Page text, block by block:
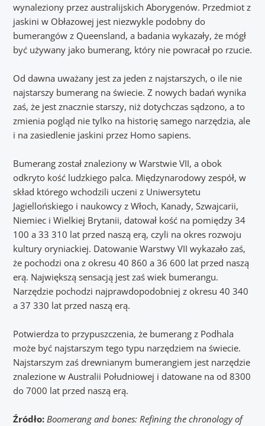
wynaleziony przez australijskich Aborygenów. Przedmiot z
jaskini w Obłazowej jest niezwykle podobny do
bumerangów z Queensland, a badania wykazały, że mógł
być używany jako bumerang, który nie powracał po rzucie.
Od dawna uważany jest za jeden z najstarszych, o ile nie
najstarszy bumerang na świecie. Z nowych badań wynika
zaś, że jest znacznie starszy, niż dotychczas sądzono, a to
zmienia pogląd nie tylko na historię samego narzędzia, ale
i na zasiedlenie jaskini przez Homo sapiens.
Bumerang został znaleziony w Warstwie VII, a obok
odkryto kość ludzkiego palca. Międzynarodowy zespół, w
skład którego wchodzili uczeni z Uniwersytetu
Jagiellońskiego i naukowcy z Włoch, Kanady, Szwajcarii,
Niemiec i Wielkiej Brytanii, datował kość na pomiędzy 34
100 a 33 310 lat przed naszą erą, czyli na okres rozwoju
kultury oryniackiej. Datowanie Warstwy VII wykazało zaś,
że pochodzi ona z okresu 40 860 a 36 600 lat przed naszą
erą. Największą sensacją jest zaś wiek bumerangu.
Narzędzie pochodzi najprawdopodobniej z okresu 40 340
a 37 330 lat przed naszą erą.
Potwierdza to przypuszczenia, że bumerang z Podhala
może być najstarszym tego typu narzędziem na świecie.
Najstarszym zaś drewnianym bumerangiem jest narzędzie
znalezione w Australii Południowej i datowane na od 8300
do 7000 lat przed naszą erą.
Źródło: Boomerang and bones: Refining the chronology of